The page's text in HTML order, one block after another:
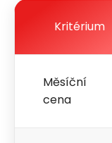
Kritérium
Měsíční
cena